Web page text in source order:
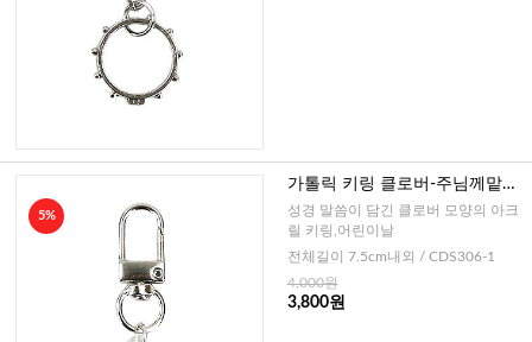
5%
가톨릭 키링 클로버-주님께맡겨
라
성경 말씀이 담긴 클로버 모양의 아크
릴 키링,어린이날
전체길이 7.5cm내외 / CDS306-1
4,000원
3,800원